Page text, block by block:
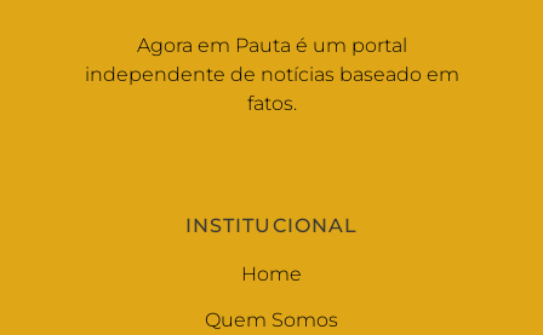
Agora em Pauta é um portal
independente de notícias baseado em
fatos.
INSTITUCIONAL
Home
Quem Somos